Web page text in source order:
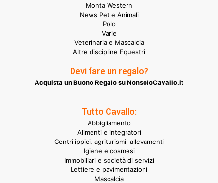
Monta Western
News Pet e Animali
Polo
Varie
Veterinaria e Mascalcia
Altre discipline Equestri
Devi fare un regalo?
Acquista un Buono Regalo su NonsoloCavallo.it
Tutto Cavallo:
Abbigliamento
Alimenti e integratori
Centri ippici, agriturismi, allevamenti
Igiene e cosmesi
Immobiliari e società di servizi
Lettiere e pavimentazioni
Mascalcia